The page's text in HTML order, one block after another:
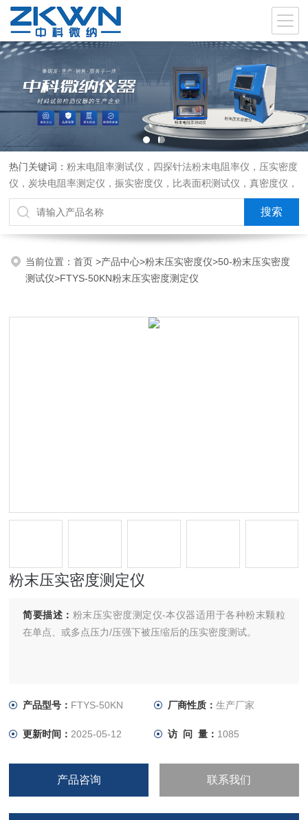
热门关键词：粉末电阻率测试仪，四探针法粉末电阻率仪，压实密度
仪，炭块电阻率测定仪，振实密度仪，比表面积测试仪，真密度仪，
炭块热膨胀仪，炭块透气率仪，炭块二氧化碳反应测定仪
当前位置：首页>产品中心>粉末压实密度仪>50-粉末压实密度
测试仪>FTYS-50KN粉末压实密度测定仪
粉末压实密度测定仪
简要描述： 粉末压实密度测定仪-本仪器适用于各种粉末颗粒
在单点、或多点压力/压强下被压缩后的压实密度测试。
产品型号： FTYS-50KN 厂商性质： 生产厂家
更新时间： 2025-05-12 访 问 量： 1085
产品咨询 联系我们